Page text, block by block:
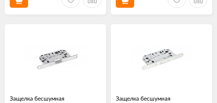
Защелка бесшумная
Защелка бесшумная